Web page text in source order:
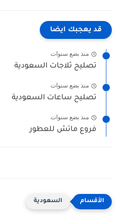
قد يعجبك ايضا
منذ بضع سنوات
تصليح ثلاجات السعودية
منذ بضع سنوات
تصليح ساعات السعودية
منذ بضع سنوات
فروع ماتش للعطور
السعودية